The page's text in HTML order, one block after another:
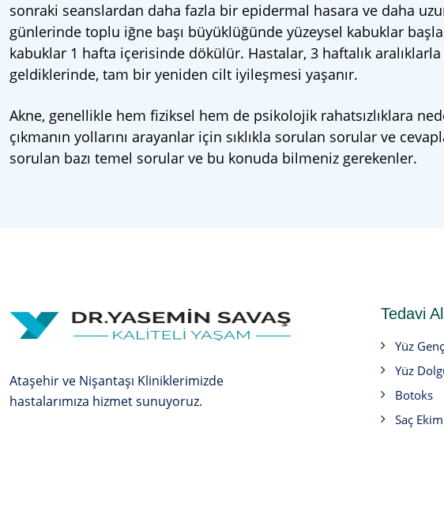
sonraki seanslardan daha fazla bir epidermal hasara ve daha
günlerinde toplu iğne başı büyüklüğünde yüzeysel kabuklar
kabuklar 1 hafta içerisinde dökülür. Hastalar, 3 haftalık
geldiklerinde, tam bir yeniden cilt iyileşmesi yaşanır.
Akne, genellikle hem fiziksel hem de psikolojik rahatsızlıklara
çıkmanın yollarını arayanlar için sıklıkla sorulan sorular ve
sorulan bazı temel sorular ve bu konuda bilmeniz gerekenler.
Ataşehir ve Nişantaşı Kliniklerimizde
hastalarımıza hizmet sunuyoruz.
Tedavi
Yüz
Yüz
Botoks
Saç